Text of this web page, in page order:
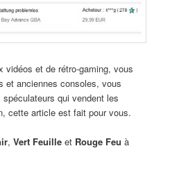
vidéos et de rétro-gaming, vous
et anciennes consoles, vous
qui vendent les
cette article est fait pour vous.
,Vert Feuille et Rouge Feu à